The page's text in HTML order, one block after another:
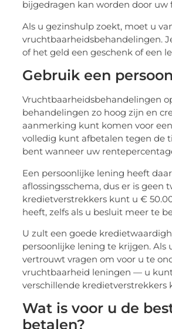
bijgedragen kan worden door uw
Als u gezinshulp zoekt, moet u
vruchtbaarheidsbehandelingen.
of het geld een geschenk of een
Gebruik een
Vruchtbaarheidsbehandelingen
behandelingen zo hoog zijn en
aanmerking kunt komen voor
volledig kunt afbetalen tegen de
bent wanneer uw
Een persoonlijke lening heeft
aflossingsschema, dus er is geen
kredietverstrekkers kunt u €
heeft, zelfs als u besluit meer te
U zult een goede
persoonlijke lening te krijgen.
vertrouwt vragen om voor u te
vruchtbaarheid leningen — u
verschillende
Wat is voor u de
betalen?